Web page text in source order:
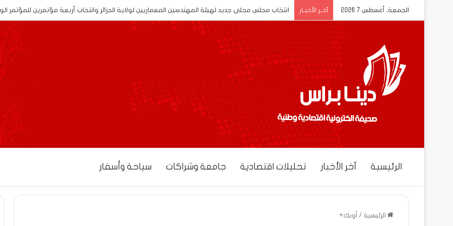
الجمعة, أغسطس 7 2026 آخــر الأخبــار انتخاب مجلس محلي جديد لهيئة المهندسين المعماريين لولاية الجزائر وانتخاب أربعة مؤتمرين للمؤتمر
الرئيسية آخر الأخبار تحليلات اقتصادية جامعة وشراكات سياحة وأسفار
الرئيسية / أوبك+